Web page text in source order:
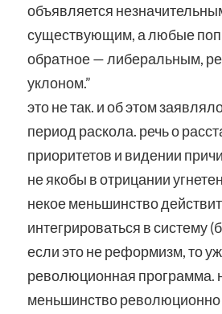
объявляется
существующим, а любые
обратное — либеральным,
уклоном.”
это не так. и об этом
период раскола. речь о
приоритетов и видении
не якобы в отрицании
некое меньшинство
интегрироваться в систему
если это не реформизм, то
революционная программа.
меньшинство революционно